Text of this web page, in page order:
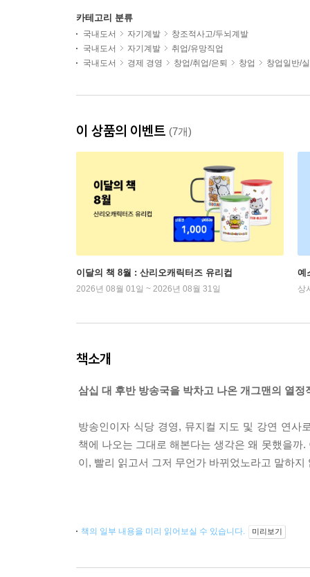
카테고리 분류
국내도서 자기계발
창조적사고/두뇌계발
국내도서
자기계발
취업/유망직업
국내도서
경제 경영 창업/취업/은퇴 창업 창업일반/
이 상품의 이벤트 (7개)
이달의 책 8월 : 산리오캐릭터즈 유리컵
2026년 08월 01일 ~ 2026년 08월 31일
예
상
책소개
삼십 대 후반 방송국을 박차고 나온 개그맨의 열정
방송인이자 식당 경영, 뮤지컬 지도 및 강연 연사
책에 나오는 그대로 해본다는 생각은 왜 못했을
이, 빨리 읽고서 그저 무언가 바뀌었노라고 말하
책의 일부 내용을 미리 읽어보실 수 있습니다. 미리보기